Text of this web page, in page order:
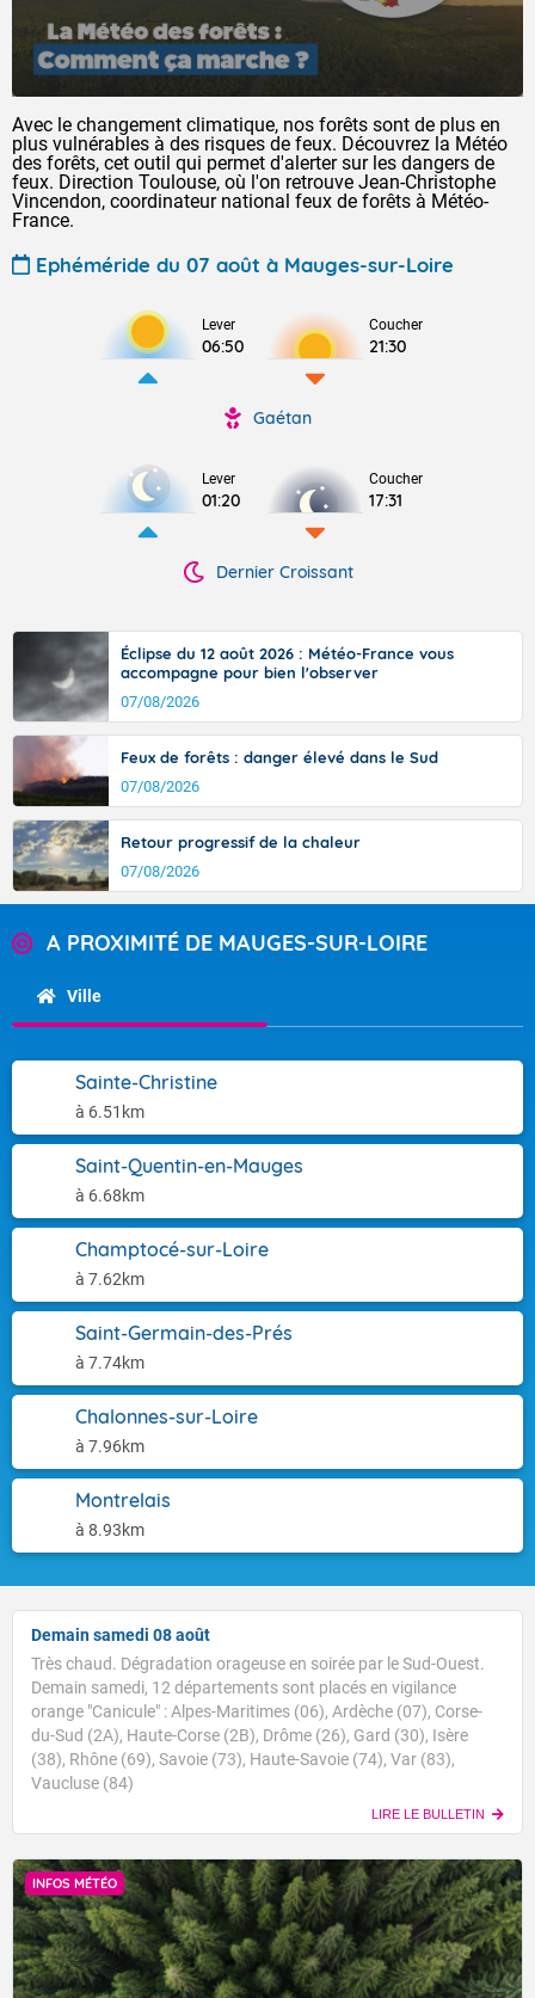
Avec le changement climatique, nos forêts sont de plus en
plus vulnérables à des risques de feux. Découvrez la Météo
des forêts, cet outil qui permet d'alerter sur les dangers de
feux. Direction Toulouse, où l'on retrouve Jean-Christophe
Vincendon, coordinateur national feux de forêts à Météo-
France.
Ephéméride du 07 août à Mauges-sur-Loire
Lever
06:50
Coucher
21:30
Gaétan
Lever
01:20
Coucher
17:31
Dernier Croissant
Éclipse du 12 août 2026 : Météo-France vous
accompagne pour bien l'observer
07/08/2026
Feux de forêts : danger élevé dans le Sud
07/08/2026
Retour progressif de la chaleur
07/08/2026
A PROXIMITÉ DE MAUGES-SUR-LOIRE
Ville
Sainte-Christine
à 6.51km
Saint-Quentin-en-Mauges
à 6.68km
Champtocé-sur-Loire
à 7.62km
Saint-Germain-des-Prés
à 7.74km
Chalonnes-sur-Loire
à 7.96km
Montrelais
à 8.93km
Demain samedi 08 août
Très chaud. Dégradation orageuse en soirée par le Sud-Ouest.
Demain samedi, 12 départements sont placés en vigilance
orange "Canicule" : Alpes-Maritimes (06), Ardèche (07), Corse-
du-Sud (2A), Haute-Corse (2B), Drôme (26), Gard (30), Isère
(38), Rhône (69), Savoie (73), Haute-Savoie (74), Var (83),
Vaucluse (84)
LIRE LE BULLETIN
INFOS MÉTÉO